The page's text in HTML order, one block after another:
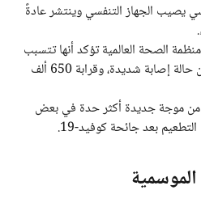
يصيب الجهاز التنفسي وينتشر عادةً
الصحة العالمية تؤكد أنها تتسبب
سنويًا في ما بين 3 إلى 5 ملايين حالة إصابة شديدة، وقرابة 650 ألف
من موجة جديدة أكثر حدة في بعض
بعد جائحة كوفيد-19.
الموسمية